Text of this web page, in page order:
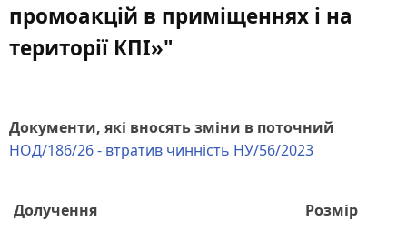
промоакцій в приміщеннях і на
території КПІ»"
Документи, які вносять зміни в поточний
НОД/186/26 - втратив чинність НУ/56/2023
Долучення
Розмір